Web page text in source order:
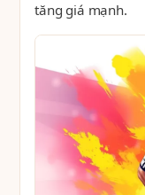
tăng giá mạnh.